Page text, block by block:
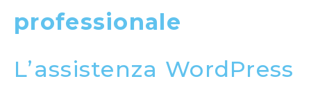
professionale
L’assistenza WordPress